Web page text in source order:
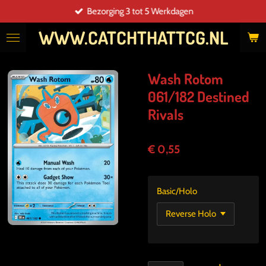
direct
naar
WWW.CATCHTHATTCG.NL
Bezorging 3 tot 5 Werkdagen
Wash Rotom
061/182 Destined
Rivals
€ 0,55
Basic/Holo